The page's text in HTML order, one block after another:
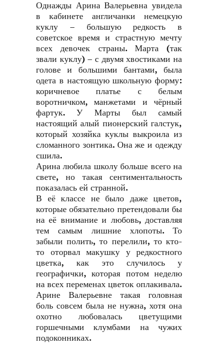
Однажды Арина Валерьевна увидела
в кабинете англичанки немецкую
куклу – большую редкость в
советское время и страстную мечту
всех девочек страны. Марта (так
звали куклу) – с двумя хвостиками на
голове и большими бантами, была
одета в настоящую школьную форму:
коричневое платье с белым
воротничком, манжетами и чёрный
фартук. У Марты был самый
настоящий алый пионерский галстук,
который хозяйка куклы выкроила из
сломанного зонтика. Она же и одежду
сшила.
Арина любила школу больше всего на
свете, но такая сентиментальность
показалась ей странной.
В её классе не было даже цветов,
которые обязательно претендовали бы
на её внимание и любовь, доставляя
тем самым лишние хлопоты. То
забыли полить, то перелили, то кто-
то оторвал макушку у редкостного
цветка, как это случилось у
географички, которая потом неделю
на всех переменах цветок оплакивала.
Арине Валерьевне такая головная
боль совсем была не нужна, хотя она
охотно любовалась цветущими
горшечными клумбами на чужих
подоконниках.